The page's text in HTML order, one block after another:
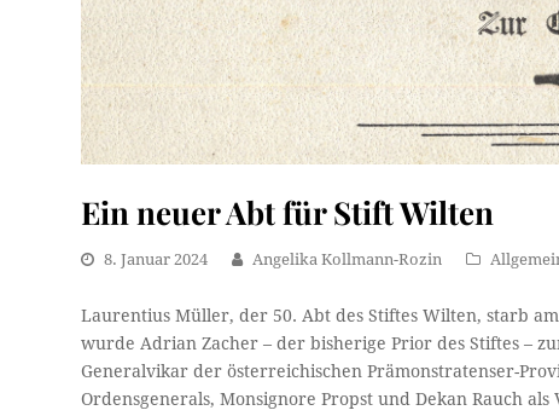
Ein neuer Abt für Stift Wilten
8. Januar 2024 Angelika Kollmann-Rozin
Laurentius Müller, der 50. Abt des Stiftes Wilten, starb
wurde Adrian Zacher – der bisherige Prior des Stiftes –
Generalvikar der österreichischen Prämonstratenser-
Ordensgenerals, Monsignore Propst und Dekan Rauch